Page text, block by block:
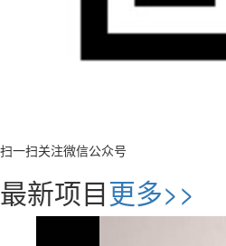
扫一扫关注微信公众号
最新项目更多>>